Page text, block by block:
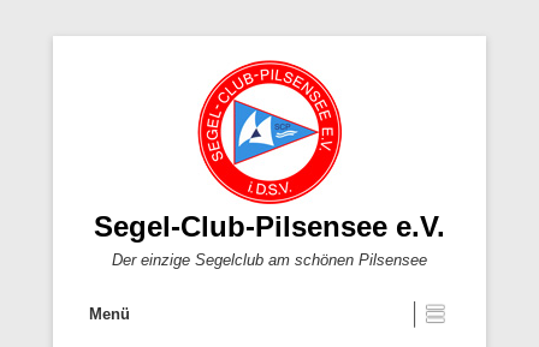
Segel-Club-Pilsensee e.V.
Der einzige Segelclub am schönen Pilsensee
Menü